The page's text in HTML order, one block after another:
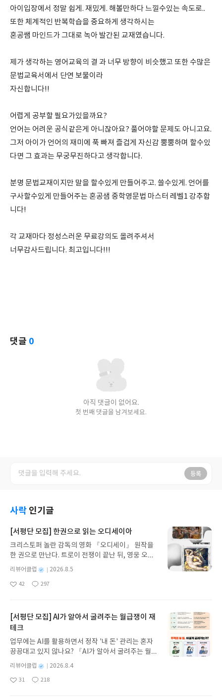
아이입장에서 정말 쉽게. 재밌게. 해볼만하다 느낄수있는 속도로..
또한 체계적인 반복학습을 중요하게 생각하시는
혼공쌤 마인드가 그대로 녹아 발간된 교재였습니다.
제가 생각하는 영어교육의 결 과 너무 방향이 비슷했고 또한 수많은
문법교육서에서 단연 보물이라
자신합니다!!
어렵게 공부할 필요가있을까요?
언어는 어려운 공식같은게 아니잖아요? 풀어야할 문제도 아니고요.
그저 아이가 언어의 재미에 푹 빠져 즐겁게 자신감 뿜뿜하며 할수있
다면 그 효과는 무궁무진하다고 생각합니다.
분명 문법교재이지만 말을 할수있게 만들어주고. 쓸수있게. 언어를
구사할수있게 만들어주는 혼공샘 중학영문법 마스터 레벨1 강추합
니다!
각 교재마다 정성스러운 무료강의도 올려주셔서
너무감사드립니다. 최고입니다!!!
댓글 0
아직 댓글이 없어요.
첫 번째 댓글을 남겨보세요.
등록
사락 인기글
[서평단 모집] 한권으로 읽는 오디세이아
크리스토퍼 놀란 감독의 영화 『오디세이』 원작을
한 권으로 만난다. 트로이 전쟁이 끝난 뒤, 영웅 오디
세우스는 고향 이타케로 돌아가기 위해 키클롭스, 마
녀 키르케, 세이렌의 노래, 포세이돈의 분노를 헤쳐
나간다. 그리스 철학 전공자인 옮긴이가 호메로스의
지 않고 끝까지 읽을 수 있다. 3천 년을 이어 온 귀향
과 모험의 대서사시가 가장 읽기 편한 번역으로 새롭
스 저/육혜원 역출판사이화북스 예스24 바로가기 닫
기모집인원 : 5명신청기간 : 2026.08.05 ~ 2026.08.
09발표일자 : 2026.08.13리뷰 작성기한 : 도서/상품
품 받으실 주소/연락처를 업데이트 해주세요! (선정
별
리뷰어클럽
성
2026.8.5
좋
42
댓
297
작
[서평단 모집] AI가 알아서 굴려주는 월급쟁이 재
테크
업무에는 AI를 활용하면서 정작 '내 돈' 관리는 혼자
끙끙대고 있지 않나요? 『AI가 알아서 굴려주는 월급
쟁이 재테크』는 챗GPT·클로드·제미나이·퍼플렉시
티를 나만의 재테크 팀으로 만드는 실전 가이드입니
다. 재무 진단부터 주식 투자, 부동산, 절세, 자산 관
별
리뷰어클럽
성
2026.8.4
좋
31
댓
218
작